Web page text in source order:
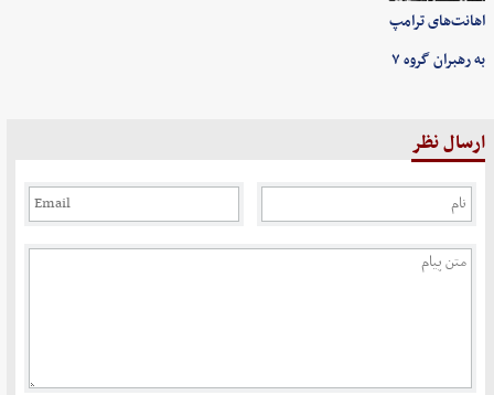
اهانت‌های ترامپ
به رهبران گروه ۷
ارسال نظر